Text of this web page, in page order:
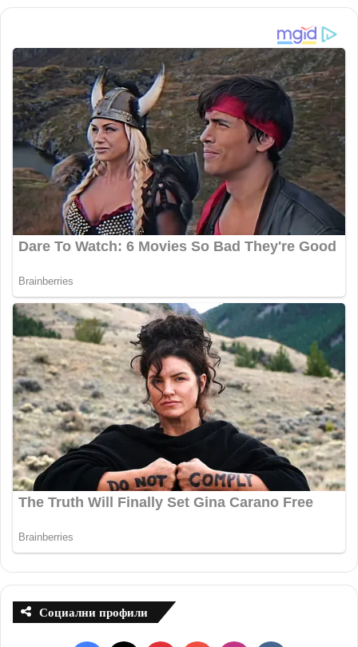
Социални профили